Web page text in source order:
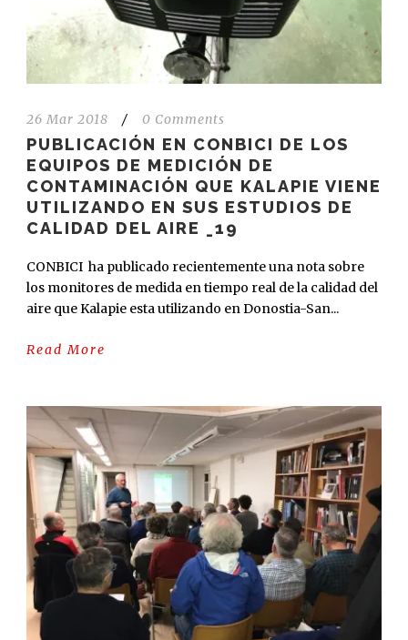
26 Mar 2018 / 0 Comments
PUBLICACIÓN EN CONBICI DE LOS
EQUIPOS DE MEDICIÓN DE
CONTAMINACIÓN QUE KALAPIE VIENE
UTILIZANDO EN SUS ESTUDIOS DE
CALIDAD DEL AIRE _19
CONBICI ha publicado recientemente una nota sobre
los monitores de medida en tiempo real de la calidad del
aire que Kalapie esta utilizando en Donostia-San...
Read More